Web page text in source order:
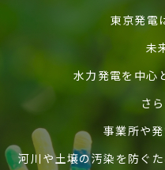
東京発電
未
水力発電を中心
さ
事業所や
河川や土壌の汚染を防ぐ